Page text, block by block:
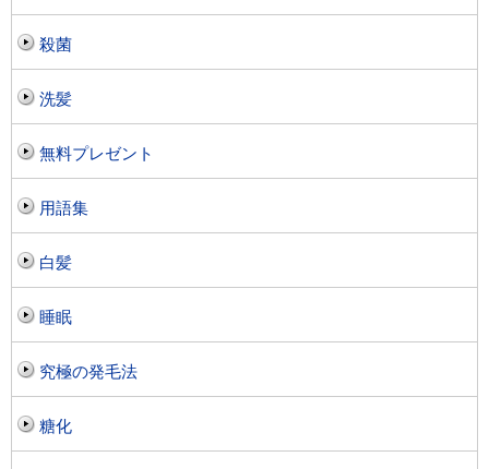
殺菌
洗髪
無料プレゼント
用語集
白髪
睡眠
究極の発毛法
糖化